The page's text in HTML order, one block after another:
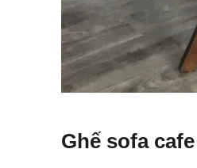
Ghế sofa